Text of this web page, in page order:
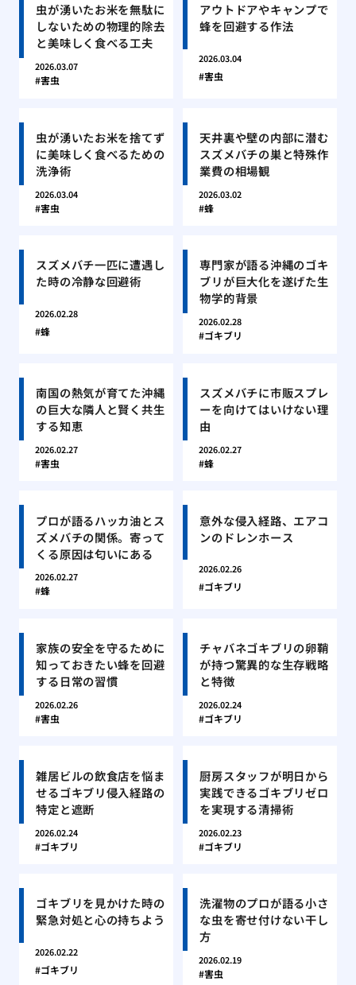
虫が湧いたお米を無駄に
しないための物理的除去
と美味しく食べる工夫
2026.03.07
害虫
アウトドアやキャンプで
蜂を回避する作法
2026.03.04
害虫
虫が湧いたお米を捨てず
に美味しく食べるための
洗浄術
2026.03.04
害虫
天井裏や壁の内部に潜む
スズメバチの巣と特殊作
業費の相場観
2026.03.02
蜂
スズメバチ一匹に遭遇し
た時の冷静な回避術
2026.02.28
蜂
専門家が語る沖縄のゴキ
ブリが巨大化を遂げた生
物学的背景
2026.02.28
ゴキブリ
南国の熱気が育てた沖縄
の巨大な隣人と賢く共生
する知恵
2026.02.27
害虫
スズメバチに市販スプレ
ーを向けてはいけない理
由
2026.02.27
蜂
プロが語るハッカ油とス
ズメバチの関係。寄って
くる原因は匂いにある
2026.02.27
蜂
意外な侵入経路、エアコ
ンのドレンホース
2026.02.26
ゴキブリ
家族の安全を守るために
知っておきたい蜂を回避
する日常の習慣
2026.02.26
害虫
チャバネゴキブリの卵鞘
が持つ驚異的な生存戦略
と特徴
2026.02.24
ゴキブリ
雑居ビルの飲食店を悩ま
せるゴキブリ侵入経路の
特定と遮断
2026.02.24
ゴキブリ
厨房スタッフが明日から
実践できるゴキブリゼロ
を実現する清掃術
2026.02.23
ゴキブリ
ゴキブリを見かけた時の
緊急対処と心の持ちよう
2026.02.22
ゴキブリ
洗濯物のプロが語る小さ
な虫を寄せ付けない干し
方
2026.02.19
害虫